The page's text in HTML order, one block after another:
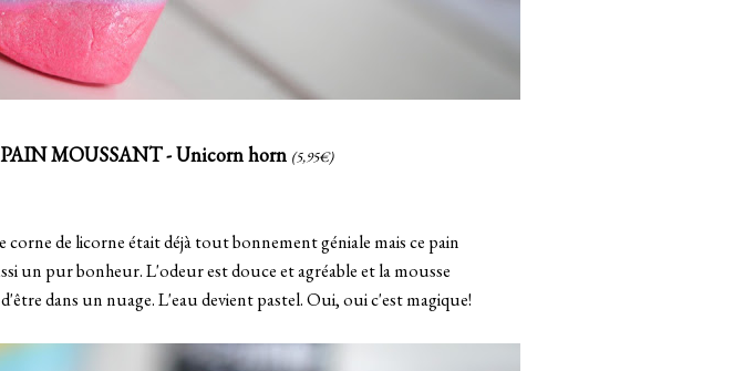
PAIN MOUSSANT - Unicorn horn (5,95€)
corne de licorne était déjà tout bonnement géniale mais ce pain
un pur bonheur. L'odeur est douce et agréable et la mousse
dans un nuage. L'eau devient pastel. Oui, oui c'est magique!